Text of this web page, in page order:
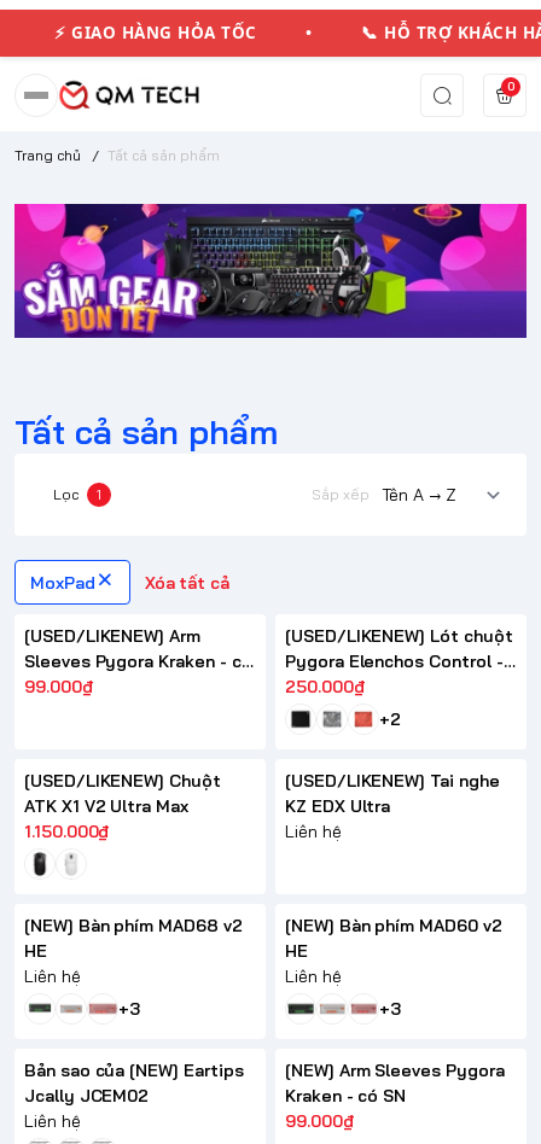
⚡ GIAO HÀNG HỎA TỐC • 📞 HỖ TRỢ
0
Trang chủ / Tất cả sản phẩm
Tất cả sản phẩm
Lọc 1 Sắp xếp
MoxPad Xóa tất cả
[USED/LIKENEW] Arm
Sleeves Pygora Kraken - có
SN
99.000₫
[USED/LIKENEW] Lót chuột
Pygora Elenchos Control -
Có SN
250.000₫
+2
[USED/LIKENEW] Chuột
ATK X1 V2 Ultra Max
1.150.000₫
[USED/LIKENEW] Tai nghe
KZ EDX Ultra
Liên hệ
[NEW] Bàn phím MAD68 v2
HE
Liên hệ
+3
[NEW] Bàn phím MAD60 v2
HE
Liên hệ
+3
Bản sao của [NEW] Eartips
Jcally JCEM02
Liên hệ
[NEW] Arm Sleeves Pygora
Kraken - có SN
99.000₫